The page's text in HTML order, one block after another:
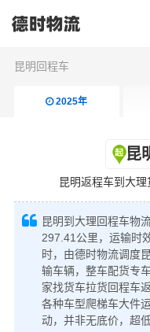
昆明回程车
2025年
昆
昆明返程车到大
昆明到大理回程车物
297.41公里，运输时
时，由德时物流调度
输车辆，整车配货专
家找货车拉货回程车
各种车型爬梯车大件
动，并非无底价，超